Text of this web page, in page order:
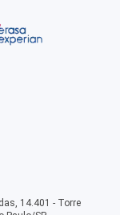
14.401 - Torre